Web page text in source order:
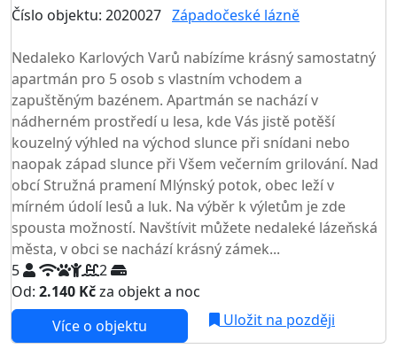
Číslo objektu: 2020027 Západočeské lázně
Nedaleko Karlových Varů nabízíme krásný samostatný
apartmán pro 5 osob s vlastním vchodem a
zapuštěným bazénem. Apartmán se nachází v
nádherném prostředí u lesa, kde Vás jistě potěší
kouzelný výhled na východ slunce při snídani nebo
naopak západ slunce při Všem večerním grilování. Nad
obcí Stružná pramení Mlýnský potok, obec leží v
mírném údolí lesů a luk. Na výběr k výletům je zde
spousta možností. Navštívit můžete nedaleké lázeňská
města, v obci se nachází krásný zámek...
5
2
Od: 2.140 Kčza objekt a noc
Více o objektu
Uložit na později